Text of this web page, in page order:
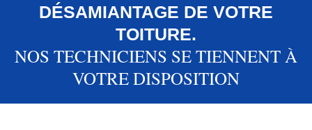
DÉSAMIANTAGE DE VOTRE
TOITURE.
NOS TECHNICIENS SE TIENNENT À
VOTRE DISPOSITION